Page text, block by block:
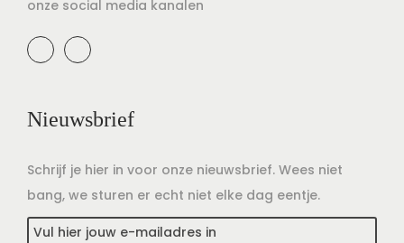
onze social media kanalen
Nieuwsbrief
Schrijf je hier in voor onze nieuwsbrief. Wees niet
bang, we sturen er echt niet elke dag eentje.